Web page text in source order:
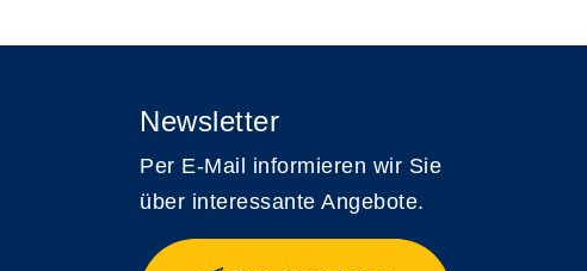
Newsletter
Per E-Mail informieren wir Sie
über interessante Angebote.